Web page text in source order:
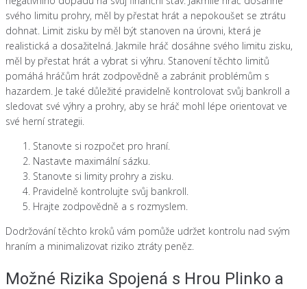
svého limitu prohry, měl by přestat hrát a nepokoušet se ztrátu
dohnat. Limit zisku by měl být stanoven na úrovni, která je
realistická a dosažitelná. Jakmile hráč dosáhne svého limitu zisku,
měl by přestat hrát a vybrat si výhru. Stanovení těchto limitů
pomáhá hráčům hrát zodpovědně a zabránit problémům s
hazardem. Je také důležité pravidelně kontrolovat svůj bankroll a
sledovat své výhry a prohry, aby se hráč mohl lépe orientovat ve
své herní strategii.
Stanovte si rozpočet pro hraní.
Nastavte maximální sázku.
Stanovte si limity prohry a zisku.
Pravidelně kontrolujte svůj bankroll.
Hrajte zodpovědně a s rozmyslem.
Dodržování těchto kroků vám pomůže udržet kontrolu nad svým
hraním a minimalizovat riziko ztráty peněz.
Možné Rizika Spojená s Hrou Plinko a